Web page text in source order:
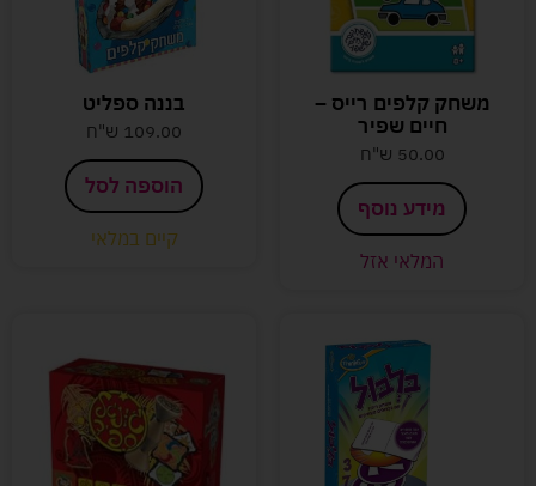
משחק קלפים רייס –
חיים שפיר
50.00 ש"ח
מידע נוסף
המלאי אזל
בננה ספליט
109.00 ש"ח
הוספה לסל
קיים במלאי